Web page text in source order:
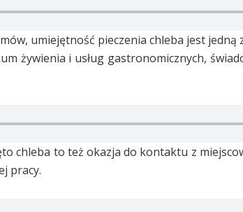
umiejętność pieczenia chleba jest jedną
żywienia i usług gastronomicznych,
chleba to też okazja do kontaktu z
pracy.